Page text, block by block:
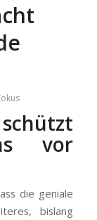
vor
die geniale
bislang